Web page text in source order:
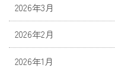
2026年3月
2026年2月
2026年1月